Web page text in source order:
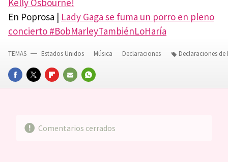
Kelly Osbourne!
En Poprosa | Lady Gaga se fuma un porro en pleno
concierto #BobMarleyTambiénLoHaría
FACEBOOKTWITTERFLIPBOARD
E-
WHATSAPP
TEMAS Estados Unidos Música Declaraciones Declaraciones de
Comentarios cerrados